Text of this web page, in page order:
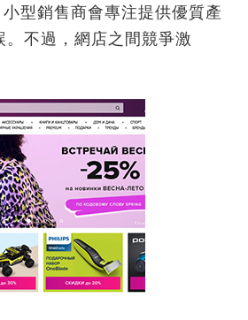
型銷售商會專注提供優質產
不過，網店之間競爭激